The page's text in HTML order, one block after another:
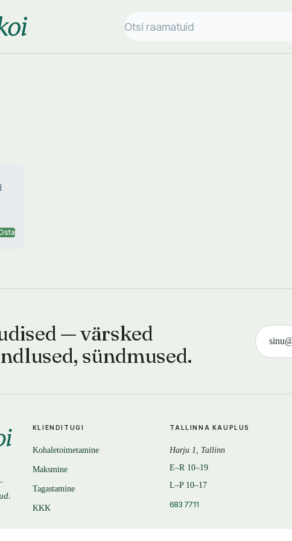
— värsked
sündmused.
KLIENDITUGI
Kohaletoimetamine
Maksmine
Tagastamine
KKK
TALLINNA KAUPLUS
Harju 1, Tallinn
E–R 10–19
L–P 10–17
683 7711